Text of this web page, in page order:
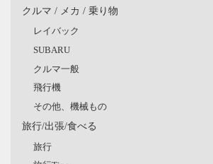
クルマ / メカ / 乗り物
レイバック
SUBARU
クルマ一般
飛行機
その他、機械もの
旅行/出張/食べる
旅行